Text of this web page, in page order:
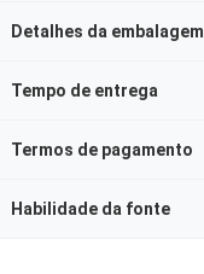
Detalhes da embalagem
Tempo de entrega
Termos de pagamento
Habilidade da fonte